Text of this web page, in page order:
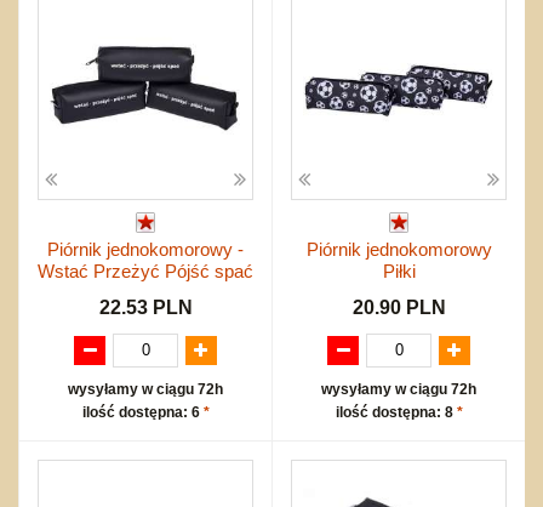
Piórnik jednokomorowy -
Wstać Przeżyć Pójść spać
22.53 PLN
wysyłamy w ciągu 72h
ilość dostępna: 6 *
Piórnik jednokomorowy
Piłki
20.90 PLN
wysyłamy w ciągu 72h
ilość dostępna: 8 *